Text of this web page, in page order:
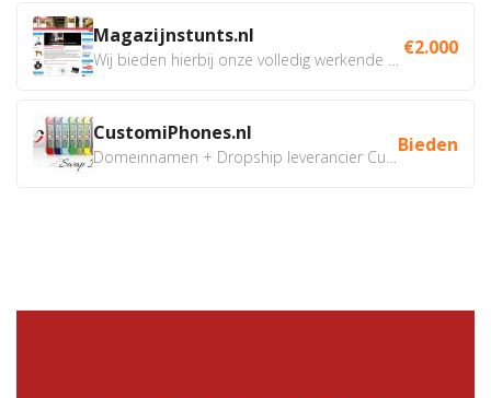
Magazijnstunts.nl €2.000
CustomiPhones.nl Bieden